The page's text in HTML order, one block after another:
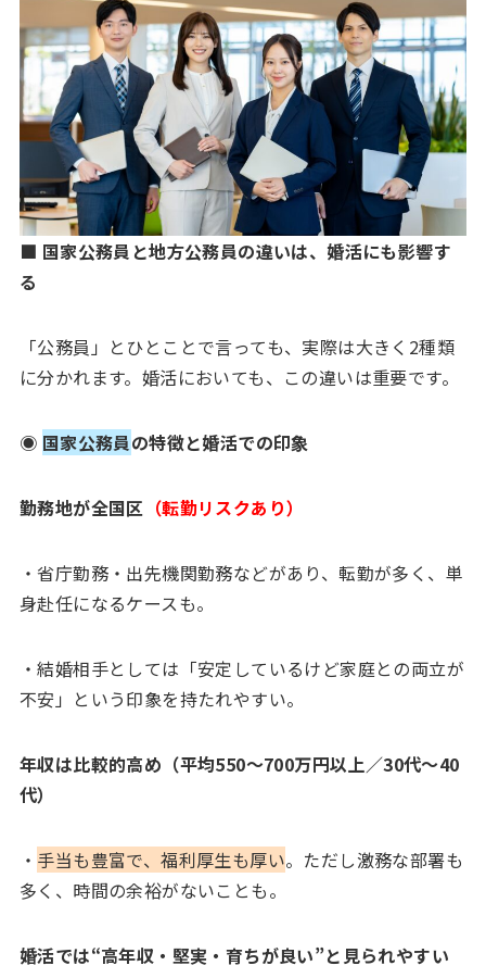
■ 国家公務員と地方公務員の違いは、婚活にも影響す
る
「公務員」とひとことで言っても、実際は大きく2種類
に分かれます。婚活においても、この違いは重要です。
◉ 国家公務員の特徴と婚活での印象
勤務地が全国区 （転勤リスクあり）
・省庁勤務・出先機関勤務などがあり、転勤が多く、単
身赴任になるケースも。
・結婚相手としては「安定しているけど家庭との両立が
不安」という印象を持たれやすい。
年収は比較的高め（平均550〜700万円以上／30代〜40
代）
・ 手当も豊富で、福利厚生も厚い。ただし激務な部署も
多く、時間の余裕がないことも。
婚活では“高年収・堅実・育ちが良い”と見られやすい